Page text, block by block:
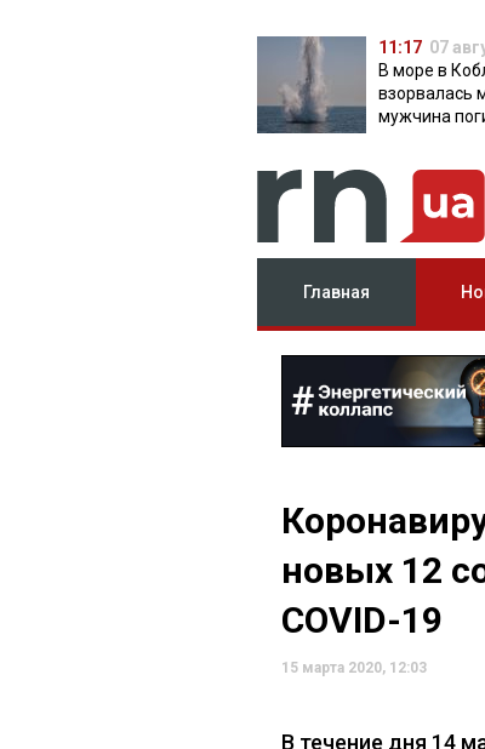
11:17 07
В море в
взорвалась
мужчина
Главная
новых 12
COVID-19
15 марта 2020, 12:03
В течение дня 14